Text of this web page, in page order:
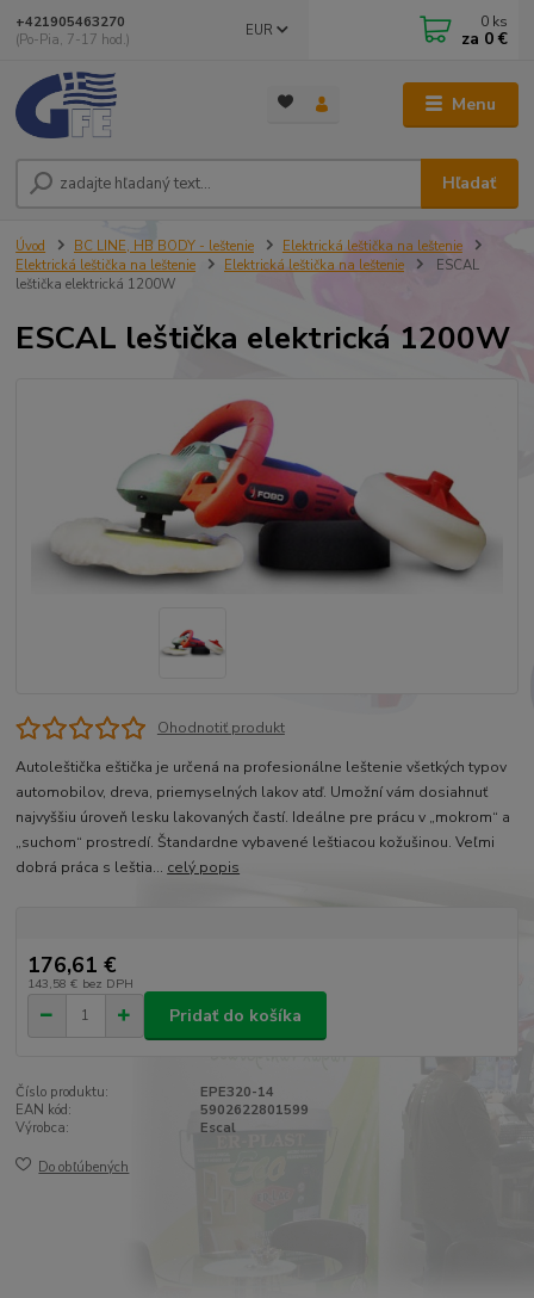
Menu
EUR
Hľadať
+421905463270
(Po-Pia, 7-17 hod.)
0 ks
za 0 €
Úvod BC LINE, HB BODY - leštenie
Elektrická leštička na leštenie
Elektrická leštička na leštenie
Elektrická leštička na leštenie
ESCAL
leštička elektrická 1200W
ESCAL leštička elektrická 1200W
Ohodnotiť produkt
Autoleštička eštička je určená na profesionálne leštenie všetkých typov
automobilov, dreva, priemyselných lakov atď. Umožní vám dosiahnuť
najvyššiu úroveň lesku lakovaných častí. Ideálne pre prácu v „mokrom“ a
„suchom“ prostredí. Štandardne vybavené leštiacou kožušinou. Veľmi
dobrá práca s leštia... celý popis
176,61 €
143,58 € bez DPH
Pridať do košíka
Číslo produktu:
EPE320-14
EAN kód:
5902622801599
Výrobca:
Escal
Do obľúbených